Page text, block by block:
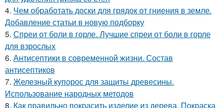
4. Чем обработать доски для грядок от гниения в земле.
Добавление статьи в новую подборку
5. Спреи от боли в горле. Лучшие спреи от боли в горле
для взрослых
6. Антисептики в современной жизни. Состав
антисептиков
7. Железный купорос для защиты древесины.
Использование народных методов
8. Как правильно покрасить изделие из дерева. Покраска